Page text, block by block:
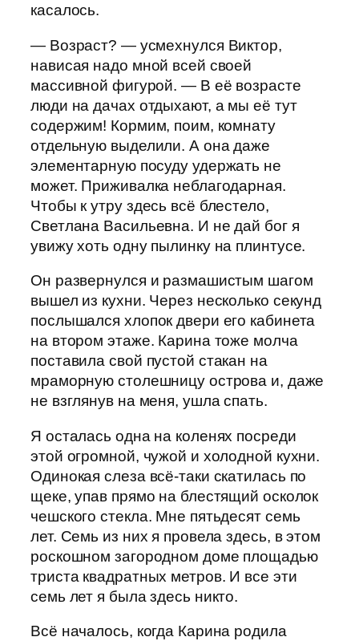
касалось.
— Возраст? — усмехнулся Виктор,
нависая надо мной всей своей
массивной фигурой. — В её возрасте
люди на дачах отдыхают, а мы её тут
содержим! Кормим, поим, комнату
отдельную выделили. А она даже
элементарную посуду удержать не
может. Приживалка неблагодарная.
Чтобы к утру здесь всё блестело,
Светлана Васильевна. И не дай бог я
увижу хоть одну пылинку на плинтусе.
Он развернулся и размашистым шагом
вышел из кухни. Через несколько секунд
послышался хлопок двери его кабинета
на втором этаже. Карина тоже молча
поставила свой пустой стакан на
мраморную столешницу острова и, даже
не взглянув на меня, ушла спать.
Я осталась одна на коленях посреди
этой огромной, чужой и холодной кухни.
Одинокая слеза всё-таки скатилась по
щеке, упав прямо на блестящий осколок
чешского стекла. Мне пятьдесят семь
лет. Семь из них я провела здесь, в этом
роскошном загородном доме площадью
триста квадратных метров. И все эти
семь лет я была здесь никто.
Всё началось, когда Карина родила